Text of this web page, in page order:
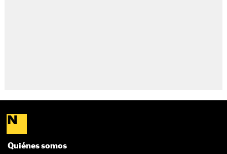
Quiénes somos